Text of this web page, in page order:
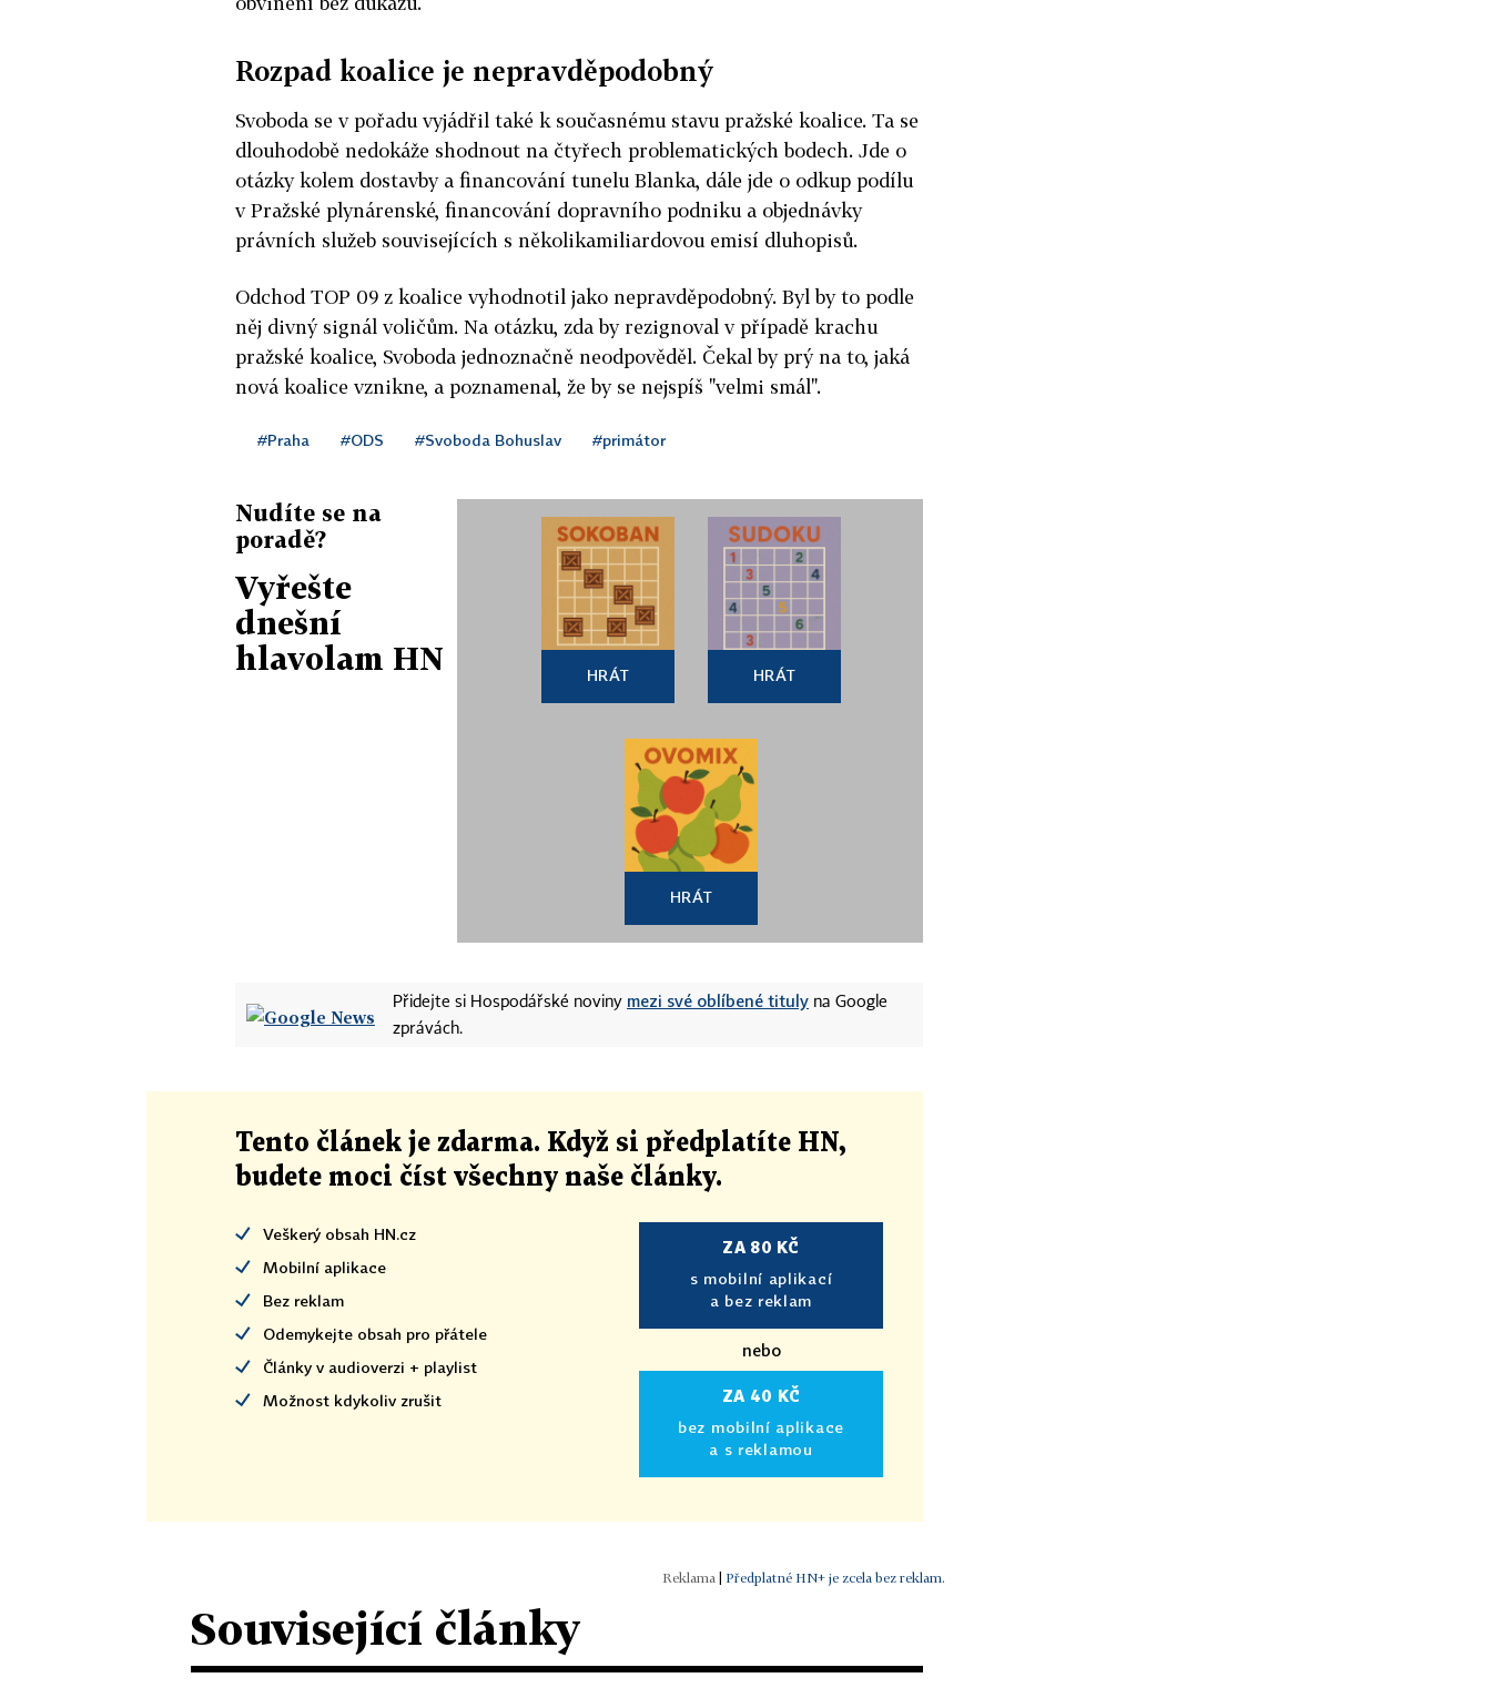
Rozpad koalice je nepravděpodobný
Svoboda se v pořadu vyjádřil také k současnému stavu pražské koalice. Ta se
dlouhodobě nedokáže shodnout na čtyřech problematických bodech. Jde o
otázky kolem dostavby a financování tunelu Blanka, dále jde o odkup podílu
v Pražské plynárenské, financování dopravního podniku a objednávky
právních služeb souvisejících s několikamiliardovou emisí dluhopisů.
Odchod TOP 09 z koalice vyhodnotil jako nepravděpodobný. Byl by to podle
něj divný signál voličům. Na otázku, zda by rezignoval v případě krachu
pražské koalice, Svoboda jednoznačně neodpověděl. Čekal by prý na to, jaká
nová koalice vznikne, a poznamenal, že by se nejspíš "velmi smál".
#Praha #ODS #Svoboda Bohuslav #primátor
Nudíte se na
poradě?
Vyřešte
dnešní
hlavolam HN
HRÁT HRÁT
HRÁT
Přidejte si Hospodářské noviny mezi své oblíbené tituly na Google
zprávách.
Tento článek je zdarma. Když si předplatíte HN,
budete moci číst všechny naše články.
Veškerý obsah HN.cz
Mobilní aplikace
Bez reklam
Odemykejte obsah pro přátele
Články v audioverzi + playlist
Možnost kdykoliv zrušit
ZA 80 KČ
s mobilní aplikací
a bez reklam
nebo
ZA 40 KČ
bez mobilní aplikace
a s reklamou
| Předplatné HN+ je zcela bez reklam.
Související články